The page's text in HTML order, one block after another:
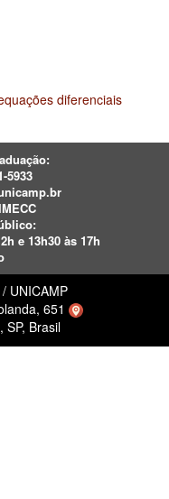
diferenciais
5933
e 13h30 às 17h
UNICAMP
651
SP, Brasil